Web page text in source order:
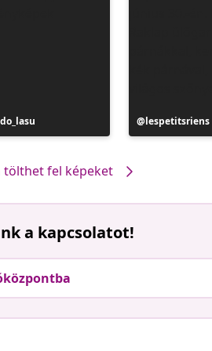
Bejegyzés
közzétevője
lespetitsriens
tölthet fel képeket
a kapcsolatot!